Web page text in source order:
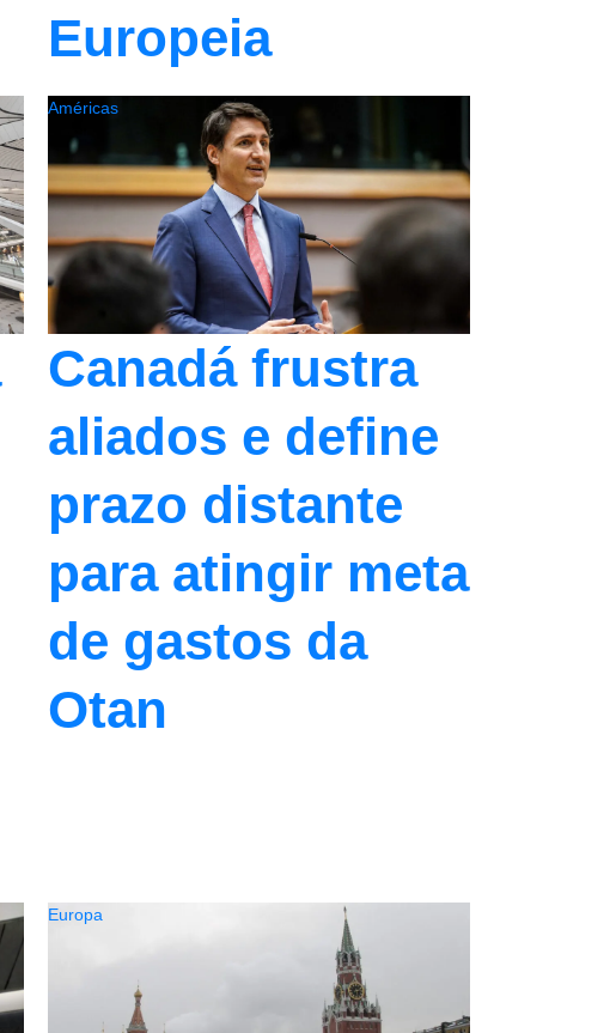
Europeia
Canadá frustra
aliados e define
prazo distante
para atingir meta
de gastos da
Otan
Américas
Europa